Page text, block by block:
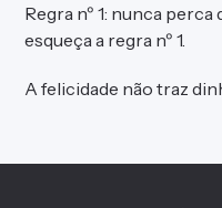
Regra nº 1: nunca
esqueça a regra nº 1.
A felicidade não traz